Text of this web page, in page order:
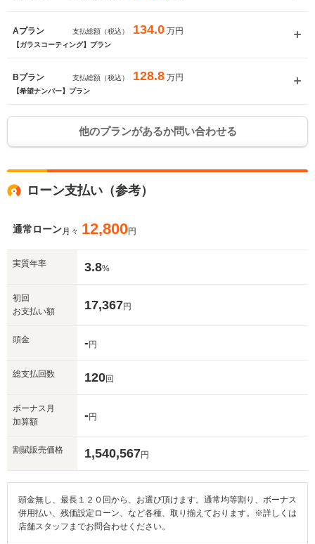
Aプラン 支払総額（税込） 134.0 万円
【ガラスコーティング】プラン
Bプラン 支払総額（税込） 128.8 万円
【希望ナンバー】プラン
他のプランがあるか問い合わせる
ローン支払い（参考）
通常ローン月々 12,800円
実質年率 3.8%
初回
お支払い額
17,367円
頭金 -円
総支払回数 120回
ボーナス月
加算額
-円
割賦販売価格 1,540,567円
頭金無し、最長１２０回から、お選び頂けます。通常均等割り、ボーナス
併用払い、残価設定ローン、など各種、取り揃えております。※詳しくは
店舗スタッフまでお問合わせください。